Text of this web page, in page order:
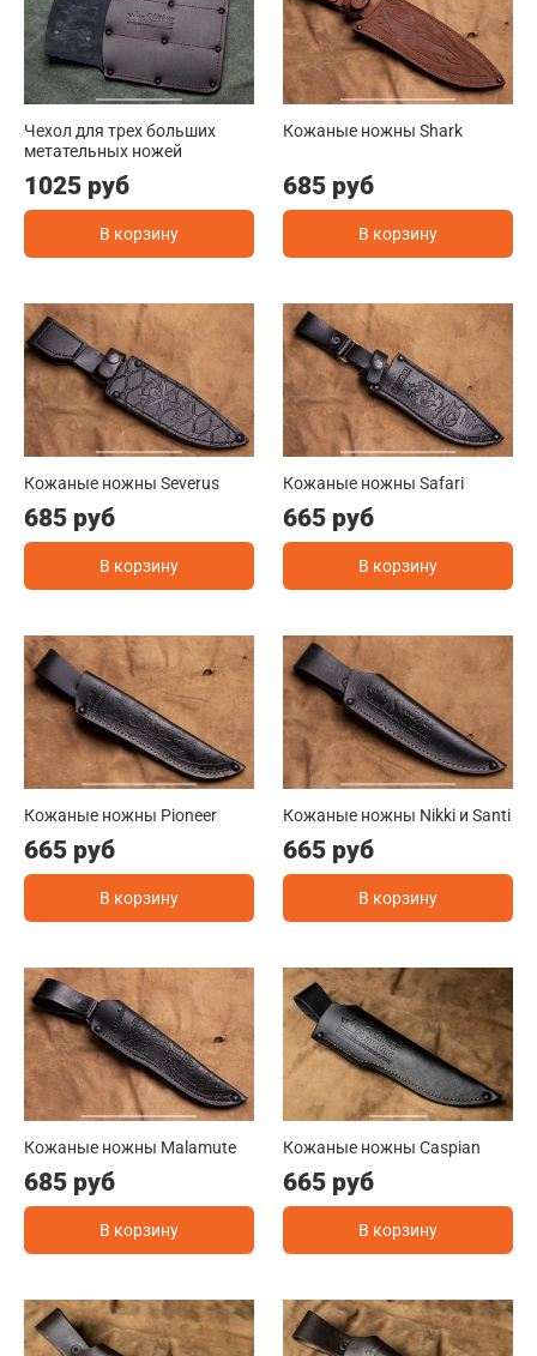
Чехол для трех больших
метательных ножей
1025 руб
В корзину
Кожаные ножны Shark
685 руб
В корзину
Кожаные ножны Severus
685 руб
В корзину
Кожаные ножны Safari
665 руб
В корзину
Кожаные ножны Pioneer
665 руб
В корзину
Кожаные ножны Nikki и Santi
665 руб
В корзину
Кожаные ножны Malamute
685 руб
В корзину
Кожаные ножны Caspian
665 руб
В корзину